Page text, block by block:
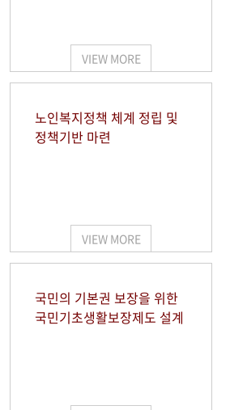
VIEW MORE
노인복지정책 체계 정립 및
정책기반 마련
VIEW MORE
국민의 기본권 보장을 위한
국민기초생활보장제도 설계